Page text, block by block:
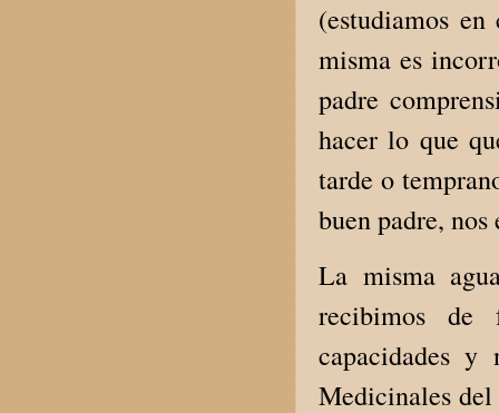
(estudiamos
misma es
padre
hacer lo que
tarde o
buen padre,
La misma
recibimos de
capacidades
Medicinales